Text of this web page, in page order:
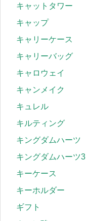
キャットタワー
キャップ
キャリーケース
キャリーバッグ
キャロウェイ
キャンメイク
キュレル
キルティング
キングダムハーツ
キングダムハーツ3
キーケース
キーホルダー
ギフト